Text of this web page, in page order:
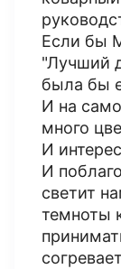
Если бы
"Лучший
была бы
И на
много
И
И
светит
темноты